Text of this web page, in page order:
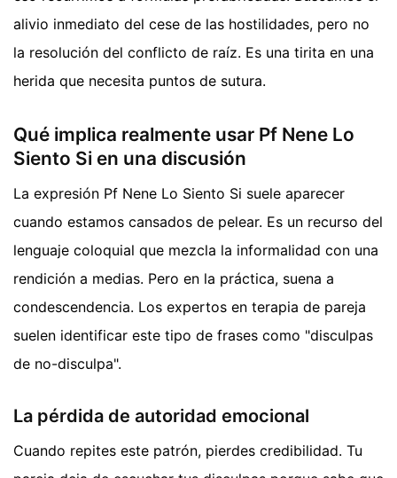
alivio inmediato del cese de las hostilidades, pero no
la resolución del conflicto de raíz. Es una tirita en una
herida que necesita puntos de sutura.
Qué implica realmente usar Pf Nene Lo
Siento Si en una discusión
La expresión Pf Nene Lo Siento Si suele aparecer
cuando estamos cansados de pelear. Es un recurso del
lenguaje coloquial que mezcla la informalidad con una
rendición a medias. Pero en la práctica, suena a
condescendencia. Los expertos en terapia de pareja
suelen identificar este tipo de frases como "disculpas
de no-disculpa".
La pérdida de autoridad emocional
Cuando repites este patrón, pierdes credibilidad. Tu